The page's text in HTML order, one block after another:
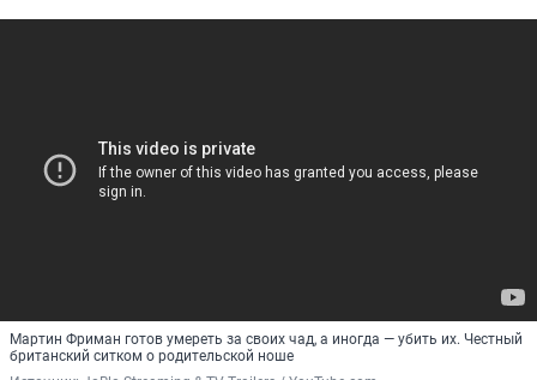
Мартин Фриман готов умереть за своих чад, а иногда — убить их. Честный
британский ситком о родительской ноше